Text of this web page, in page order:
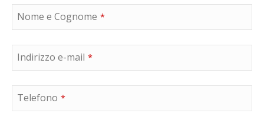
Nome e Cognome *
Indirizzo e-mail *
Telefono *